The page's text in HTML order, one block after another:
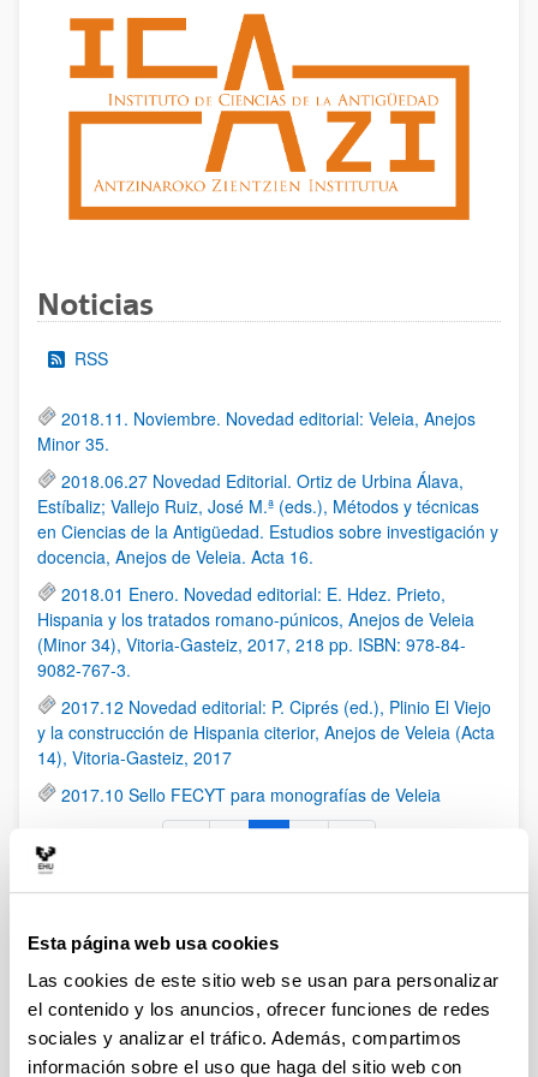
Esta página web usa cookies
Las cookies de este sitio web se usan para personalizar
el contenido y los anuncios, ofrecer funciones de redes
sociales y analizar el tráfico. Además, compartimos
información sobre el uso que haga del sitio web con
Noticias
RSS
2018.11. Noviembre. Novedad editorial: Veleia, Anejos
Minor 35.
2018.06.27 Novedad Editorial. Ortiz de Urbina Álava,
Estíbaliz; Vallejo Ruiz, José M.ª (eds.), Métodos y técnicas
en Ciencias de la Antigüedad. Estudios sobre investigación y
docencia, Anejos de Veleia. Acta 16.
2018.01 Enero. Novedad editorial: E. Hdez. Prieto,
Hispania y los tratados romano-púnicos, Anejos de Veleia
(Minor 34), Vitoria-Gasteiz, 2017, 218 pp. ISBN: 978-84-
9082-767-3.
2017.12 Novedad editorial: P. Ciprés (ed.), Plinio El Viejo
y la construcción de Hispania citerior, Anejos de Veleia (Acta
14), Vitoria-Gasteiz, 2017
2017.10 Sello FECYT para monografías de Veleia
Eventos
RSS
2015. 29-30 octubre. Congreso Internacional ANIHO:
"Antigüedad Clásica y naciones modernas en el Viejo y el